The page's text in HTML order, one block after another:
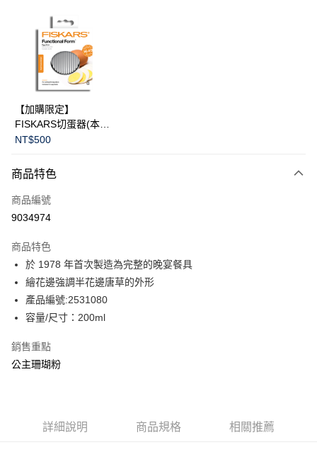
3 期 0 利率 每期
合作金庫商業銀行
華南商業銀行
上海商業儲蓄銀行
國泰世華商業銀行
臺灣中小企業銀行
匯豐（台灣）商業銀行
聯邦商業銀行
元大商業銀行
台新國際商業銀行
LINE Pay
Apple Pay
運送方式
黑貓宅急便
【加購限定】
FISKARS切蛋器(本商
品不提供破損保證)
NT$500
商品特色
商品編號
9034974
商品特色
於 1978 年首次製造為完整的晚宴餐具
繪花邊強調半花邊唐草的外形
產品編號:2531080
容量/尺寸：200ml
銷售重點
公主珊瑚粉
詳細說明 商品規格 相關推薦